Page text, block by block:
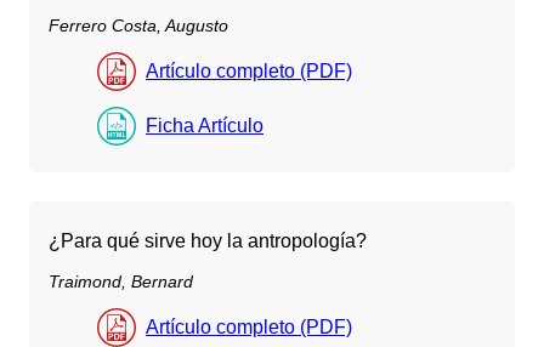
Ferrero Costa, Augusto
Artículo completo (PDF)
Ficha Artículo
¿Para qué sirve hoy la antropología?
Traimond, Bernard
Artículo completo (PDF)